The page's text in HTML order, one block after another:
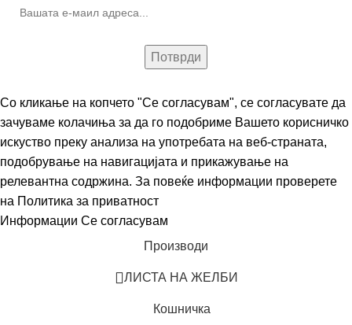
Со кликање на копчето "Се согласувам", се согласувате да
зачуваме колачиња за да го подобриме Вашето корисничко
искуство преку анализа на употребата на веб-страната,
подобрување на навигацијата и прикажување на
релевантна содржина. За повеќе информации проверете
на Политика за приватност
Информации Се согласувам
Производи
ЛИСТА НА ЖЕЛБИ
Кошничка